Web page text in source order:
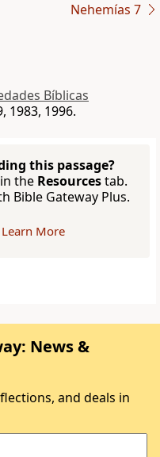
Nehemías 7
Bíblicas
1983, 1996.
this passage?
the Resourcestab.
Bible Gateway Plus.
Learn More
News &
and deals in